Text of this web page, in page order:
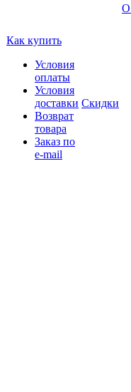
Как купить
Условия
оплаты
Условия
доставки
Возврат
товара
Заказ по
e-mail
Скидки
О